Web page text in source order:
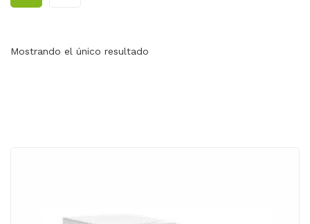
CONTACTO
Mostrando el único resultado